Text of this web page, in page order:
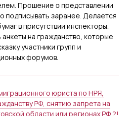
Прошение о представлении
подписывать заранее. Делается
в присутствии инспекторы.
на гражданство, которые
участники групп и
форумов.
юриста по НРЯ,
РФ, снятию запрета на
области или регионах РФ ?!